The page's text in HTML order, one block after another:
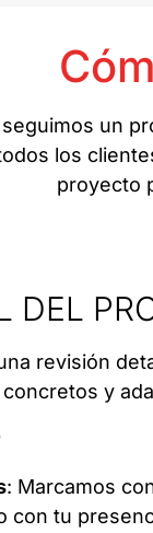
un
los
proyecto
DEL
revisión
y
: Marcamos
con tu